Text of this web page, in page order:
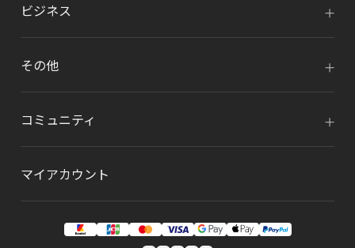
ビジネス
その他
コミュニティ
マイアカウント